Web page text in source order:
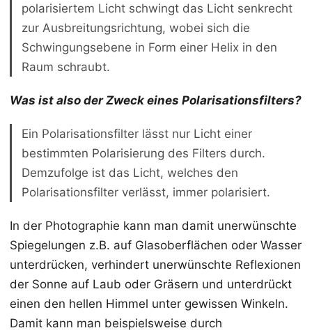
polarisiertem Licht schwingt das Licht senkrecht
zur Ausbreitungsrichtung, wobei sich die
Schwingungsebene in Form einer Helix in den
Raum schraubt.
Was ist also der Zweck eines Polarisationsfilters?
Ein Polarisationsfilter lässt nur Licht einer
bestimmten Polarisierung des Filters durch.
Demzufolge ist das Licht, welches den
Polarisationsfilter verlässt, immer polarisiert.
In der Photographie kann man damit unerwünschte
Spiegelungen z.B. auf Glasoberflächen oder Wasser
unterdrücken, verhindert unerwünschte Reflexionen
der Sonne auf Laub oder Gräsern und unterdrückt
einen den hellen Himmel unter gewissen Winkeln.
Damit kann man beispielsweise durch